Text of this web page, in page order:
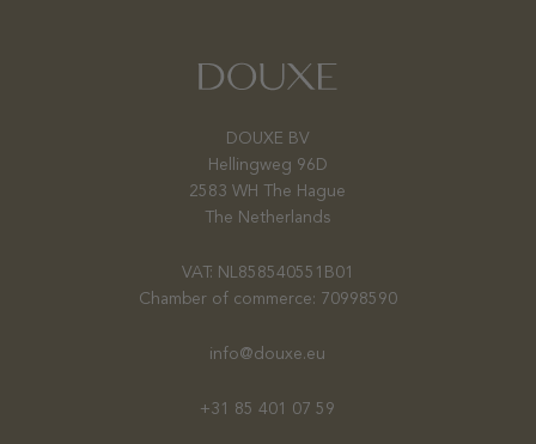
DOUXE BV
Hellingweg 96D
2583 WH The Hague
The Netherlands
VAT: NL858540551B01
Chamber of commerce: 70998590
info@douxe.eu
+31 85 401 07 59